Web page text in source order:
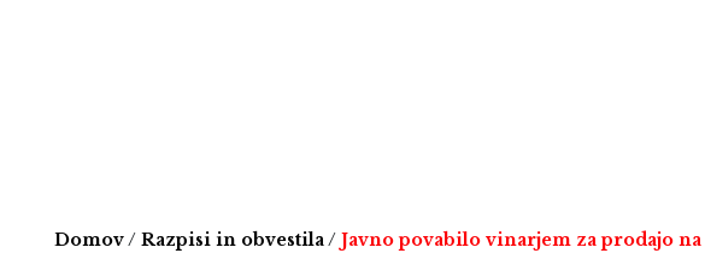
Domov/ Razpisi in obvestila/ Javno povabilo vinarjem za prodajo na